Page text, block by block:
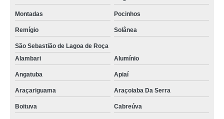
Montadas Pocinhos
Remígio Solânea
São Sebastião de Lagoa de Roça
Alambari
Alumínio
Angatuba Apiaí
Araçariguama Araçoiaba Da Serra
Boituva Cabreúva